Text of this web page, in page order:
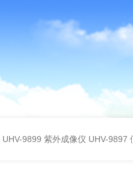
UHV-9899 紫外成像仪 UHV-9897